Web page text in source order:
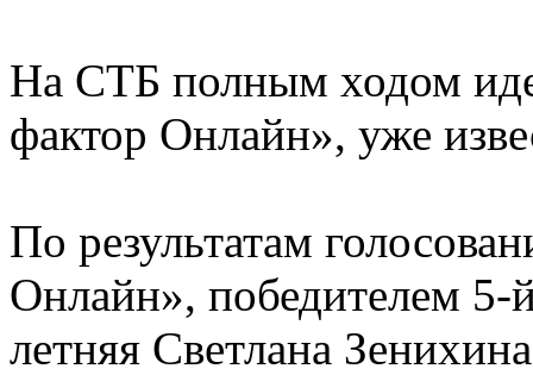
На СТБ полным ходом
фактор Онлайн», уже
По результатам
Онлайн», победителем 5-
летняя Светлана